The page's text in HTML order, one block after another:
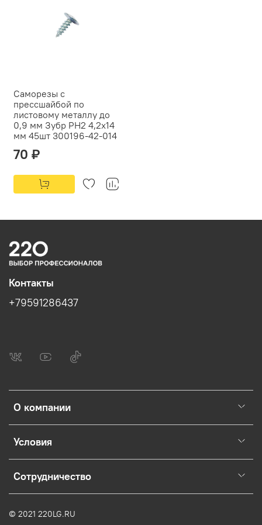
Саморезы с
прессшайбой по
листовому металлу до
0,9 мм Зубр PH2 4,2х14
мм 45шт 300196-42-014
70 ₽
О компании
Условия
Сотрудничество
Контакты
+79591286437
© 2021 220LG.RU